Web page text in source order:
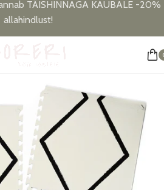
TÄISHINNAGA KAUBALE -20%
allahindlust!